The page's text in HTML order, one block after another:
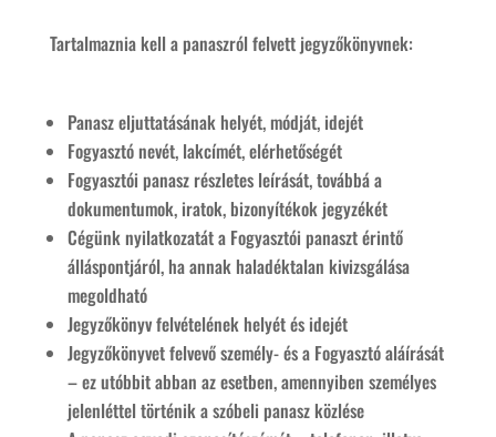
Tartalmaznia kell a panaszról felvett jegyzőkönyvnek:
Panasz eljuttatásának helyét, módját, idejét
Fogyasztó nevét, lakcímét, elérhetőségét
Fogyasztói panasz részletes leírását, továbbá a
dokumentumok, iratok, bizonyítékok jegyzékét
Cégünk nyilatkozatát a Fogyasztói panaszt érintő
álláspontjáról, ha annak haladéktalan kivizsgálása
megoldható
Jegyzőkönyv felvételének helyét és idejét
Jegyzőkönyvet felvevő személy- és a Fogyasztó aláírását
– ez utóbbit abban az esetben, amennyiben személyes
jelenléttel történik a szóbeli panasz közlése